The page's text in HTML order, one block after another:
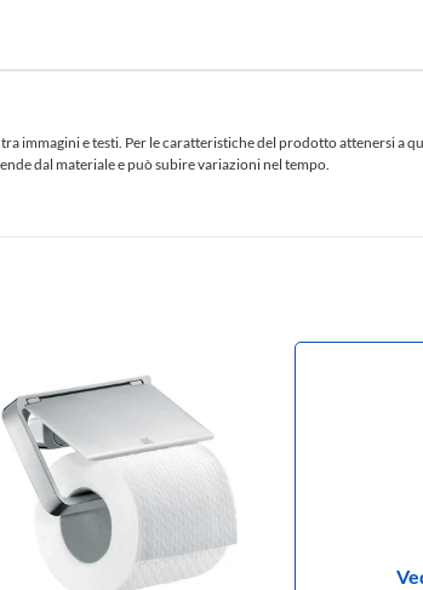
immagini e testi. Per le caratteristiche del prodotto attenersi a
dal materiale e può subire variazioni nel tempo.